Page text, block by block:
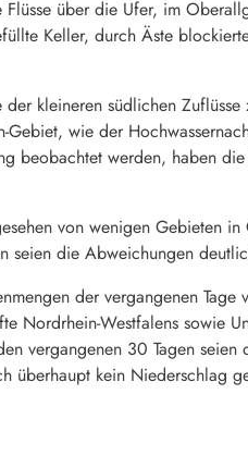
über die Ufer, im
Keller, durch Äste
kleineren südlichen Zuflüsse
wie der
beobachtet werden, haben
von wenigen Gebieten in
seien die Abweichungen
der vergangenen Tage
Nordrhein-Westfalens sowie
vergangenen 30 Tagen seien
überhaupt kein Niederschlag